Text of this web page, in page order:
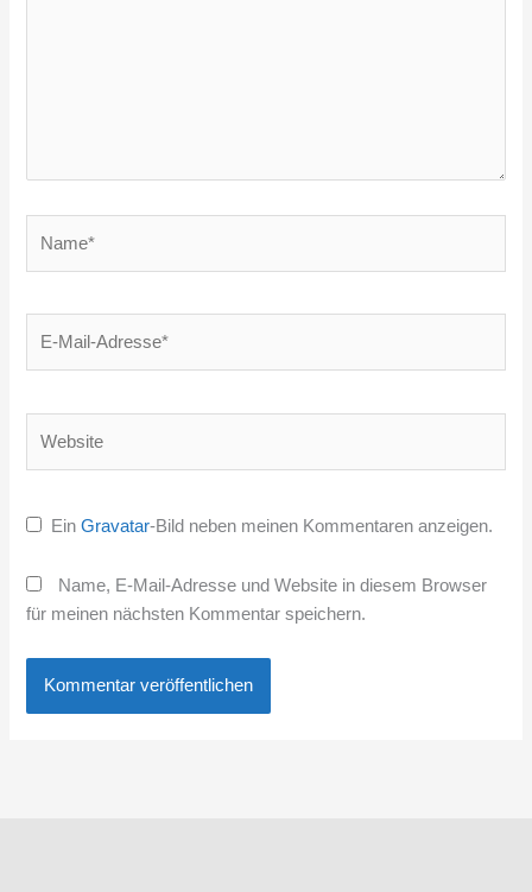
EinGravatar-Bild neben meinen Kommentaren anzeigen.
Name, E-Mail-Adresse und Website in diesem Browser
für meinen nächsten Kommentar speichern.